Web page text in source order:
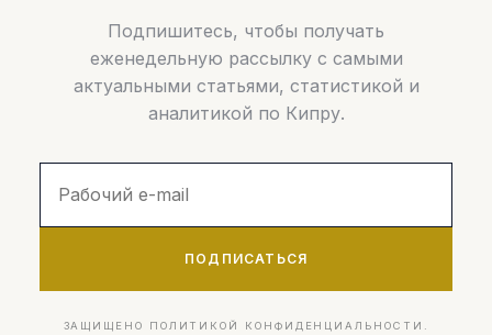
Подпишитесь, чтобы получать
еженедельную рассылку с самыми
актуальными статьями, статистикой и
аналитикой по Кипру.
ПОДПИСАТЬСЯ
ЗАЩИЩЕНО ПОЛИТИКОЙ КОНФИДЕНЦИАЛЬНОСТИ.